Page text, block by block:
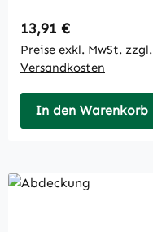
Regulärer Preis:
13,91 €
Preise exkl. MwSt. zzgl.
Versandkosten
In den Warenkorb